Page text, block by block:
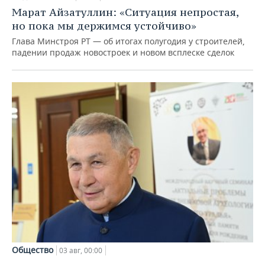
Марат Айзатуллин: «Ситуация непростая,
но пока мы держимся устойчиво»
Глава Минстроя РТ — об итогах полугодия у строителей,
падении продаж новостроек и новом всплеске сделок
Общество 03 авг, 00:00